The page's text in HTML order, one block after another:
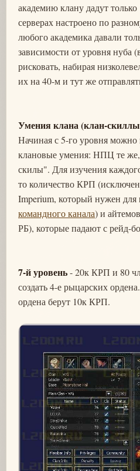
академию клану дадут
серверах настроено по
любого академика давали
зависимости от уровня нуба
рисковать, набирая
их на 40-м и тут же
Умения клана (клан-
Начиная с 5-го уровня можно
клановые умения: НПЦ те
скилы". Для изучения
то количество КРП
Imperium, который нужен для
командного канала) и
РБ), которые падают с рейд-
7-й уровень- 20к КРП и 80
создать 4-е рыцарских
ордена берут 10к КРП.